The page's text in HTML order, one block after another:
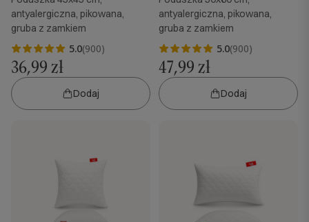
antyalergiczna, pikowana,
gruba z zamkiem
5.0(900)
36,99 zł
Dodaj
antyalergiczna, pikowana,
gruba z zamkiem
5.0(900)
47,99 zł
Dodaj